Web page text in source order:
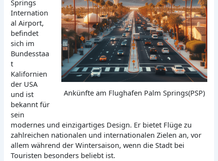
Ankünfte am Flughafen Palm Springs(PSP)
Springs
Internation
al Airport,
befindet
sich im
Bundesstaa
t
Kalifornien
der USA
und ist
bekannt für
sein
modernes und einzigartiges Design. Er bietet Flüge zu
zahlreichen nationalen und internationalen Zielen an, vor
allem während der Wintersaison, wenn die Stadt bei
Touristen besonders beliebt ist.